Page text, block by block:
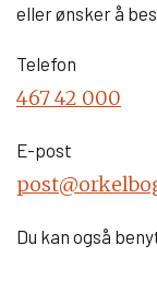
eller ønsker å
Telefon
467 42 000
E-post
Du kan også